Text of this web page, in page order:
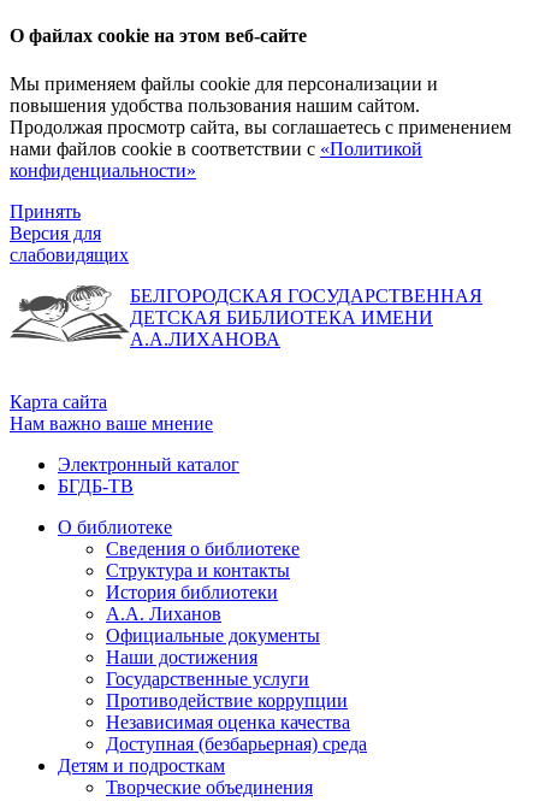
О файлах cookie на этом веб-сайте
Мы применяем файлы cookie для персонализации и
повышения удобства пользования нашим сайтом.
Продолжая просмотр сайта, вы соглашаетесь с применением
нами файлов cookie в соответствии с «Политикой
конфиденциальности»
Принять
Версия для
слабовидящих
БЕЛГОРОДСКАЯ ГОСУДАРСТВЕННАЯ
ДЕТСКАЯ БИБЛИОТЕКА ИМЕНИ
А.А.ЛИХАНОВА
Карта сайта
Нам важно ваше мнение
Электронный каталог
БГДБ-ТВ
О библиотеке
Сведения о библиотеке
Структура и контакты
История библиотеки
А.А. Лиханов
Официальные документы
Наши достижения
Государственные услуги
Противодействие коррупции
Независимая оценка качества
Доступная (безбарьерная) среда
Детям и подросткам
Творческие объединения